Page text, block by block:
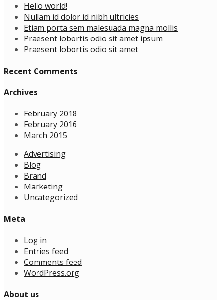
Hello world!
Nullam id dolor id nibh ultricies
Etiam porta sem malesuada magna mollis
Praesent lobortis odio sit amet ipsum
Praesent lobortis odio sit amet
Recent Comments
Archives
February 2018
February 2016
March 2015
Advertising
Blog
Brand
Marketing
Uncategorized
Meta
Log in
Entries feed
Comments feed
WordPress.org
About us